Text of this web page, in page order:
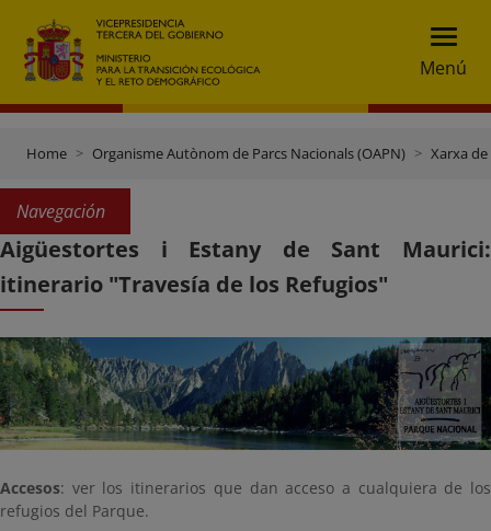
Menú
Home Organisme Autònom de Parcs Nacionals (OAPN) Xarxa
Navegación
Aigüestortes i Estany de Sant Maurici:
itinerario "Travesía de los Refugios"
Accesos: ver los itinerarios que dan acceso a cualquiera de los
refugios del Parque.